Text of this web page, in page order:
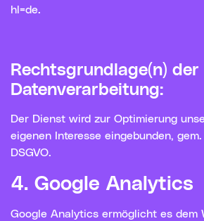
hl=de.
Rechtsgrundlage(n) der
Datenverarbeitung:
Der Dienst wird zur Optimierung
eigenen Interesse eingebunden,
DSGVO.
4. Google Analytics
Google Analytics ermöglicht es dem